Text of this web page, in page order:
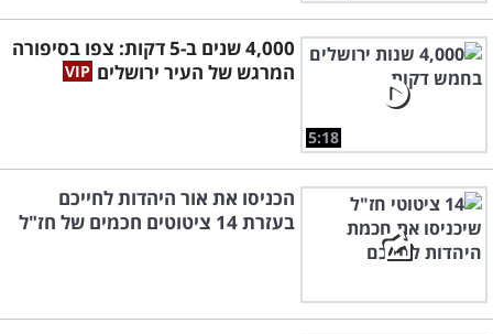
5:18
4,000 שנים ב-5 דקות: צפו בסיפורה
המרגש של העיר ירושלים
הכניסו את אור היהדות לחייכם
בעזרת 14 ציטוטים חכמים של חז"ל